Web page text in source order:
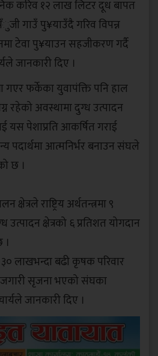
करिव १२ लाख लिटर दूध बापत
गाउँ पु¥याउँदै गरिव विपन्न
टेवा पु¥याउन सहजीकरण गर्दै
जानकारी दिए ।
फर्केका युवापंक्ति पनि हाल
रहेको अवस्थामा दुग्ध उत्पादन
यस पेशाप्रति आकर्षित गराई
पदार्थमा आत्मनिर्भर बनाउन संघले
छ ।
राष्ट्रिय अर्थतन्त्रमा ९
उत्पादन क्षेत्रको ६ प्रतिशत योगदान
लाखभन्दा बढी कृषक परिवार
सृजना भएको संघका
जानकारी दिए ।